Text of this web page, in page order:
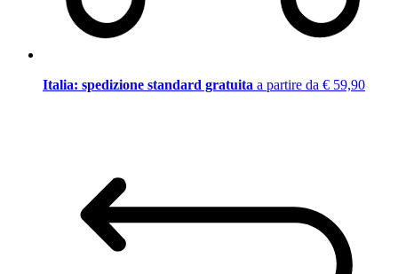
Italia: spedizione standard gratuita a partire da € 59,90